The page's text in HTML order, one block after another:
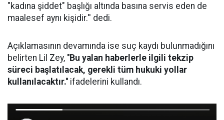
"kadına şiddet" başlığı altında basına servis eden de
maalesef aynı kişidir.'' dedi.
Açıklamasının devamında ise suç kaydı bulunmadığını
belirten Lil Zey, ''Bu yalan haberlerle ilgili tekzip
süreci başlatılacak, gerekli tüm hukuki yollar
kullanılacaktır.'' ifadelerini kullandı.